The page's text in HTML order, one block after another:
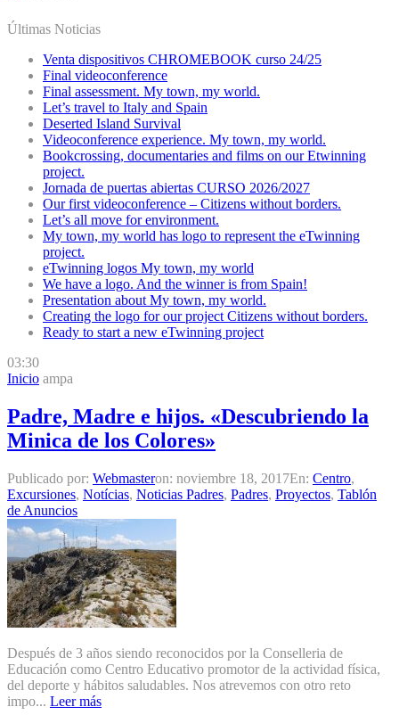
Últimas Noticias
Venta dispositivos CHROMEBOOK curso 24/25
Final videoconference
Final assessment. My town, my world.
Let’s travel to Italy and Spain
Deserted Island Survival
Videoconference experience. My town, my world.
Bookcrossing, documentaries and films on our Etwinning
project.
Jornada de puertas abiertas CURSO 2026/2027
Our first videoconference – Citizens without borders.
Let’s all move for environment.
My town, my world has logo to represent the eTwinning
project.
eTwinning logos My town, my world
We have a logo. And the winner is from Spain!
Presentation about My town, my world.
Creating the logo for our project Citizens without borders.
Ready to start a new eTwinning project
03:30
Inicio ampa
Padre, Madre e hijos. «Descubriendo la
Minica de los Colores»
Publicado por: Webmasteron: noviembre 18, 2017En: Centro,
Excursiones, Notícias, Noticias Padres, Padres, Proyectos, Tablón
de Anuncios
Después de 3 años siendo reconocidos por la Conselleria de
Educación como Centro Educativo promotor de la actividad física,
del deporte y hábitos saludables. Nos atrevemos con otro reto
impo... Leer más